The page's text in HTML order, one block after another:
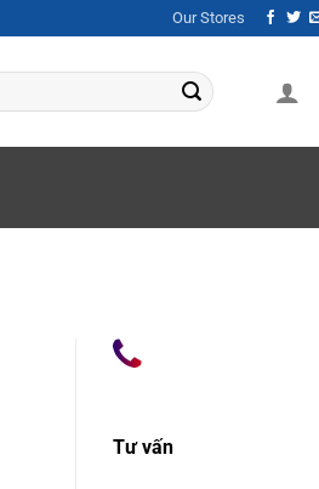
Our Stores
Tư vấn